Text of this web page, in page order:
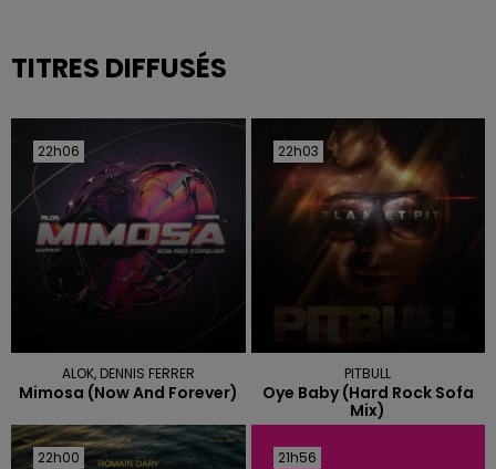
TITRES DIFFUSÉS
22h06
22h06
ALOK, DENNIS FERRER
Mimosa (now And Forever)
22h03
22h03
PITBULL
Oye Baby (hard Rock Sofa
Mix)
22h00
22h00 21h56
21h56